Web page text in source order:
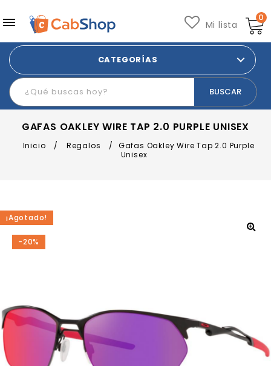
0
Mi lista
CATEGORÍAS
GAFAS OAKLEY WIRE TAP 2.0 PURPLE UNISEX
Inicio / Regalos /
Gafas Oakley Wire Tap 2.0 Purple
Unisex
-20%
¡Agotado!